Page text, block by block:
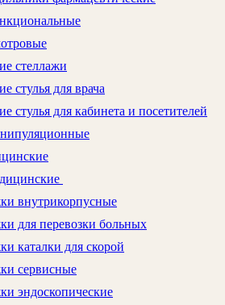
стеллажи
стулья для врача
стулья для кабинета и посетителей
внутрикорпусные
для перевозки больных
каталки для скорой
сервисные
эндоскопические